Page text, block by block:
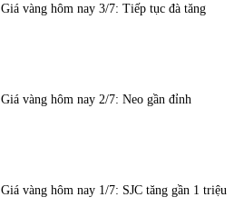
Giá vàng hôm nay 3/7: Tiếp tục đà tăng
Giá vàng hôm nay 2/7: Neo gần đỉnh
Giá vàng hôm nay 1/7: SJC tăng gần 1 triệu